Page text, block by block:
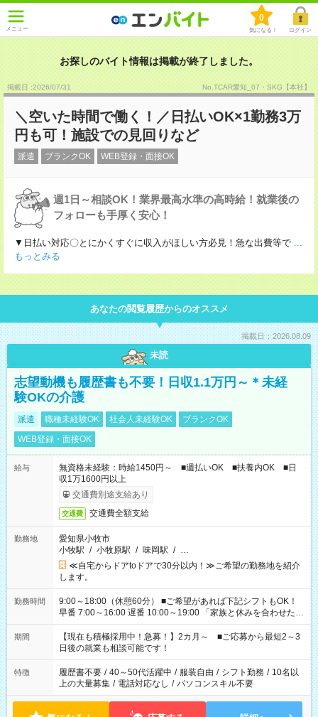
メニュー
0
気になる！ ログイン
お探しのバイト情報は掲載が終了しました。
掲載日 :2026/07/31 No.TCAR愛知_07・SKG【本社】
＼空いた時間で働く！／日払いOK×1勤務3万
円も可！施設での見回りなど
派遣 ブランクOK WEB登録・面接OK
週1日～相談OK！業界最高水準の高時給！就業後の
フォローも手厚く安心！
▼日払い対応〇とにかくすぐに収入がほしい方必見！急な出費等で ...
もっとみる
あなたの閲覧履歴からのオススメ
掲載日：2026.08.09
未読
志望動機も履歴書も不要！日収1.1万円～＊未経
験OKの介護
派遣 職種未経験OK 社会人未経験OK
ブランクOK
WEB登録・面接OK
給与
無資格未経験：時給1450円～ ■週払いOK ■扶養内OK ■日
収1万1600円以上
交通費別途支給あり
交通費 交通費全額支給
勤務地
愛知県小牧市
小牧駅 / 小牧原駅 / 味岡駅 / …
≪自宅からドアtoドアで30分以内！≫ご希望の勤務地を紹介
します。
勤務時間
9:00～18:00（休憩60分） ■ご希望があれば下記シフトもOK！
早番 7:00～16:00 遅番 10:00～19:00 「家族と休みを合わせた
い」 「余裕を持って夕飯の準備がしたい」 「できれば残業はし
たくない」 など、ご希望を教えてくださいね。 ※Wワーク希望
の方へ 今ご覧のお仕事で希望する勤務時間と、もう1つのお仕事
の勤務時間。 合計で週40時間を超える場合は応募できません。
期間
【現在も積極採用中！急募！】2カ月～ ■ご応募から最短2～3
日後の就業も相談可能です！
特徴 履歴書不要 / 40～50代活躍中 / 服装自由 / シフト勤務 / 10名以
上の大量募集 / 電話対応なし / パソコンスキル不要